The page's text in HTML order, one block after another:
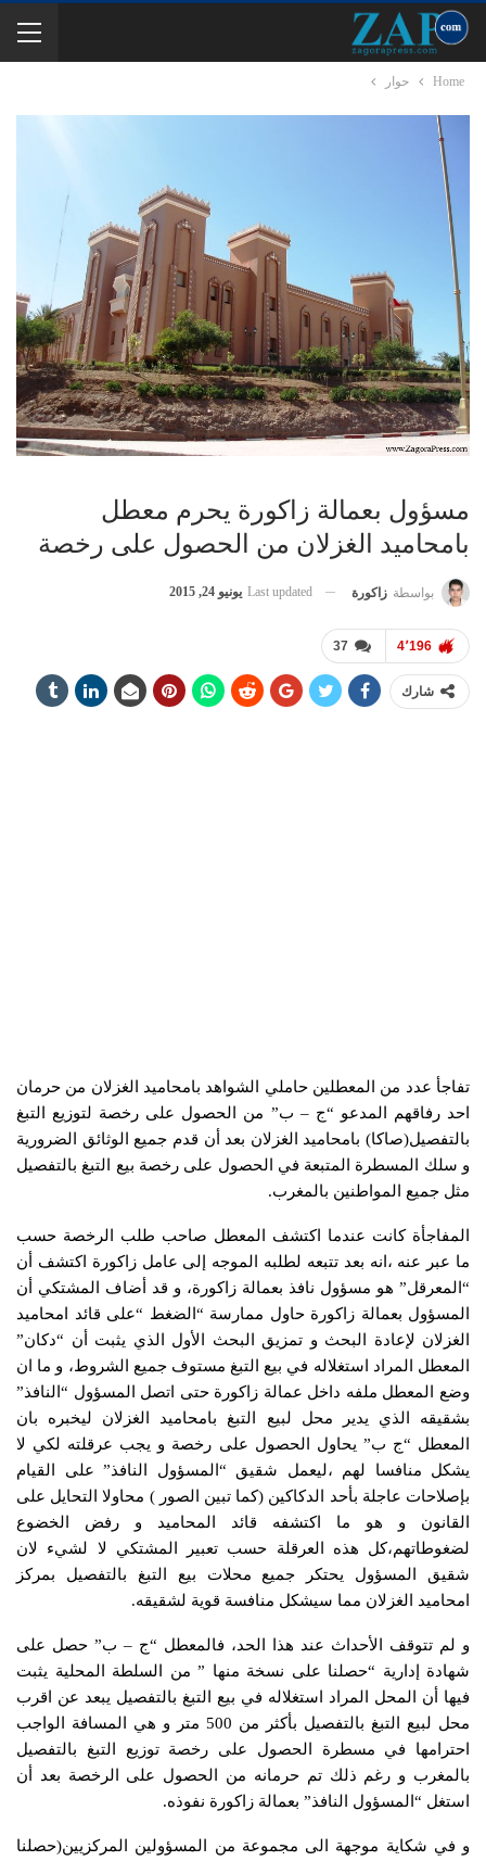
Home حوار
مسؤول بعمالة زاكورة يحرم معطل
بامحاميد الغزلان من الحصول على رخصة
بواسطة زاكورة Last updated يونيو 24, 2015
37 4٬196
شارك
تفاجأ عدد من المعطلين حاملي الشواهد بامحاميد الغزلان من حرمان
احد رفاقهم المدعو “ج – ب” من الحصول على رخصة لتوزيع التبغ
بالتفصيل(صاكا) بامحاميد الغزلان بعد أن قدم جميع الوثائق الضرورية
و سلك المسطرة المتبعة في الحصول على رخصة بيع التبغ بالتفصيل
مثل جميع المواطنين بالمغرب.
المفاجأة كانت عندما اكتشف المعطل صاحب طلب الرخصة حسب
ما عبر عنه ،انه بعد تتبعه لطلبه الموجه إلى عامل زاكورة اكتشف أن
“المعرقل” هو مسؤول نافذ بعمالة زاكورة، و قد أضاف المشتكي أن
المسؤول بعمالة زاكورة حاول ممارسة “الضغط “على قائد امحاميد
الغزلان لإعادة البحث و تمزيق البحث الأول الذي يثبت أن “دكان”
المعطل المراد استغلاله في بيع التبغ مستوف جميع الشروط، و ما ان
وضع المعطل ملفه داخل عمالة زاكورة حتى اتصل المسؤول “النافذ”
بشقيقه الذي يدير محل لبيع التبغ بامحاميد الغزلان ليخبره بان
المعطل “ج ب” يحاول الحصول على رخصة و يجب عرقلته لكي لا
يشكل منافسا لهم ،ليعمل شقيق “المسؤول النافذ” على القيام
بإصلاحات عاجلة بأحد الدكاكين (كما تبين الصور ) محاولا التحايل على
القانون و هو ما اكتشفه قائد المحاميد و رفض الخضوع
لضغوطاتهم،كل هذه العرقلة حسب تعبير المشتكي لا لشيء لان
شقيق المسؤول يحتكر جميع محلات بيع التبغ بالتفصيل بمركز
امحاميد الغزلان مما سيشكل منافسة قوية لشقيقه.
و لم تتوقف الأحداث عند هذا الحد، فالمعطل “ج – ب” حصل على
شهادة إدارية “حصلنا على نسخة منها ” من السلطة المحلية يثبت
فيها أن المحل المراد استغلاله في بيع التبغ بالتفصيل يبعد عن اقرب
محل لبيع التبغ بالتفصيل بأكثر من 500 متر و هي المسافة الواجب
احترامها في مسطرة الحصول على رخصة توزيع التبغ بالتفصيل
بالمغرب و رغم ذلك تم حرمانه من الحصول على الرخصة بعد أن
استغل “المسؤول النافذ” بعمالة زاكورة نفوذه.
و في شكاية موجهة الى مجموعة من المسؤولين المركزيين(حصلنا